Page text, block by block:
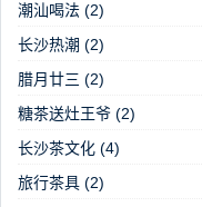
潮汕喝法 (2)
长沙热潮 (2)
腊月廿三 (2)
糖茶送灶王爷 (2)
长沙茶文化 (4)
旅行茶具 (2)